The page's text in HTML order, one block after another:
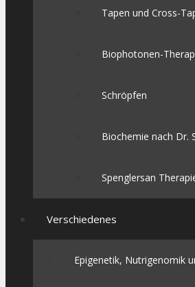
Tapen und Cross-
Biophotonen-
Schröpfen
Biochemie nach Dr.
Spenglersan
Verschiedenes
Epigenetik, Nutrigenomik